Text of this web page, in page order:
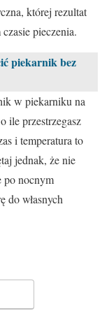
której rezultat
pieczenia.
piekarnik bez
w piekarniku na
ile przestrzegasz
i temperatura to
jednak, że nie
po nocnym
do własnych